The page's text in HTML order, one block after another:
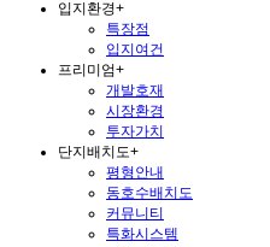
입지환경+
특장점
입지여건
프리미엄+
개발호재
시장환경
투자가치
단지배치도+
평형안내
동호수배치도
커뮤니티
특화시스템